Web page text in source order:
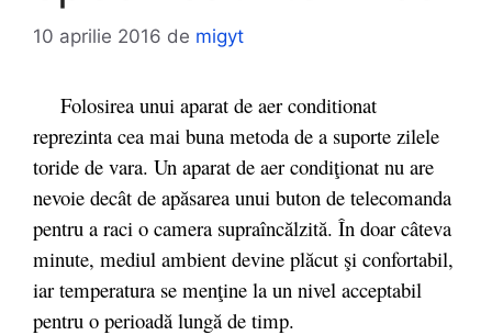
10 aprilie 2016 de migyt
Folosirea unui aparat de aer conditionat
reprezinta cea mai buna metoda de a suporte zilele
toride de vara. Un aparat de aer condiţionat nu are
nevoie decât de apăsarea unui buton de telecomanda
pentru a raci o camera supraîncălzită. În doar câteva
minute, mediul ambient devine plăcut şi confortabil,
iar temperatura se menţine la un nivel acceptabil
pentru o perioadă lungă de timp.